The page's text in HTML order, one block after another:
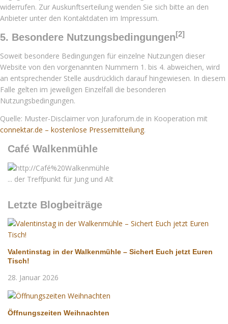
widerrufen. Zur Auskunftserteilung wenden Sie sich bitte an den
Anbieter unter den Kontaktdaten im Impressum.
5. Besondere Nutzungsbedingungen[2]
Soweit besondere Bedingungen für einzelne Nutzungen dieser
Website von den vorgenannten Nummern 1. bis 4. abweichen, wird
an entsprechender Stelle ausdrücklich darauf hingewiesen. In diesem
Falle gelten im jeweiligen Einzelfall die besonderen
Nutzungsbedingungen.
Quelle: Muster-Disclaimer von Juraforum.de in Kooperation mit
connektar.de – kostenlose Pressemitteilung.
Café Walkenmühle
... der Treffpunkt für Jung und Alt
Letzte Blogbeiträge
Valentinstag in der Walkenmühle – Sichert Euch jetzt Euren
Tisch!
28. Januar 2026
Öffnungszeiten Weihnachten